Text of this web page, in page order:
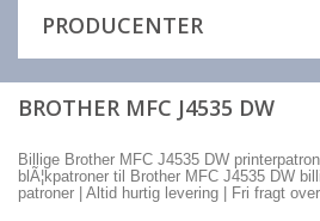
PRODUCENTER
BROTHER MFC J4535 DW
Billige Brother MFC J4535 DW
blÃ¦kpatroner til Brother MFC J4535 DW
patroner | Altid hurtig levering | Fri fragt